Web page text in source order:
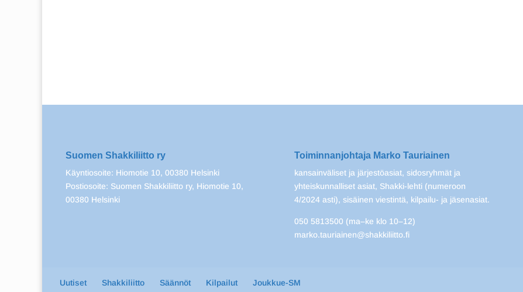
Suomen Shakkiliitto ry
Käyntiosoite: Hiomotie 10, 00380 Helsinki
Postiosoite: Suomen Shakkiliitto ry, Hiomotie 10,
00380 Helsinki
Toiminnanjohtaja Marko Tauriainen
kansainväliset ja järjestöasiat, sidosryhmät ja
yhteiskunnalliset asiat, Shakki-lehti (numeroon
4/2024 asti), sisäinen viestintä, kilpailu- ja jäsenasiat.
050 5813500 (ma–ke klo 10–12)
marko.tauriainen@shakkiliitto.fi
Uutiset Shakkiliitto Säännöt Kilpailut Joukkue-SM